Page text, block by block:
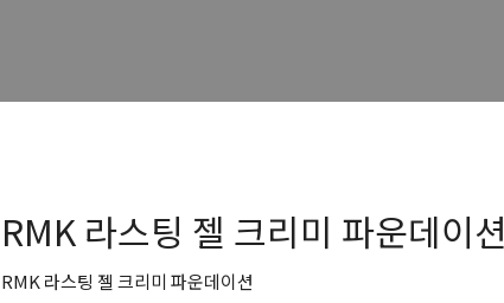
RMK 라스팅 젤 크리미 파운데이션
RMK 라스팅 젤 크리미 파운데이션